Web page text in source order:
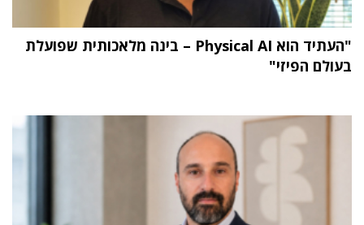
"העתיד הוא Physical AI – בינה מלאכותית שפועלת
בעולם הפיזי"